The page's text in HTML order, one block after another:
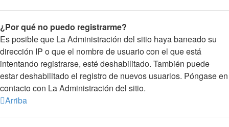
¿Por qué no puedo registrarme?
Es posible que La Administración del sitio haya baneado su
dirección IP o que el nombre de usuario con el que está
intentando registrarse, esté deshabilitado. También puede
estar deshabilitado el registro de nuevos usuarios. Póngase en
contacto con La Administración del sitio.
Arriba